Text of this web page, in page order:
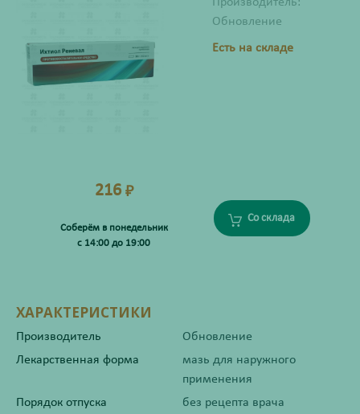
Обновление
Есть на складе
216 ₽
Соберём в понедельник
с 14:00 до 19:00
Со склада
ХАРАКТЕРИСТИКИ
Производитель
Обновление
Лекарственная форма
мазь для наружного
применения
Порядок отпуска
без рецепта врача